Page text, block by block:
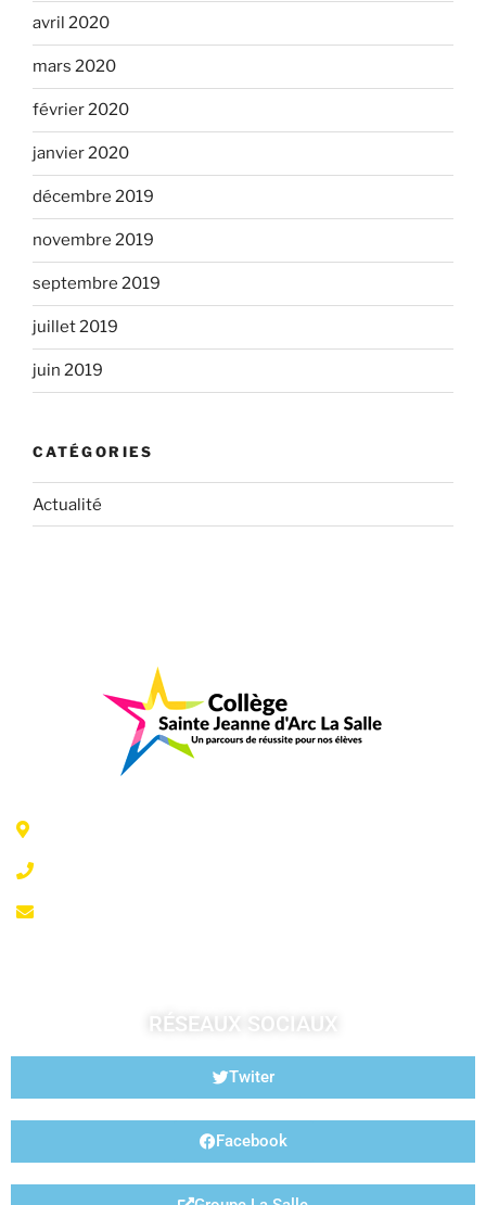
avril 2020
mars 2020
février 2020
janvier 2020
décembre 2019
novembre 2019
septembre 2019
juillet 2019
juin 2019
CATÉGORIES
Actualité
RÉSEAUX SOCIAUX
Twiter
Facebook